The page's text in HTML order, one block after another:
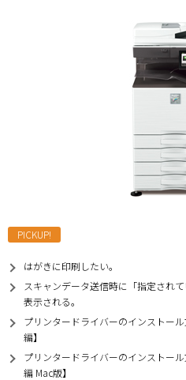
PICKUP!
はがきに印刷したい。
スキャンデータ送信時に「指定され
表示される。
プリンタードライバーのインストー
編】
プリンタードライバーのインストー
編 Mac版】